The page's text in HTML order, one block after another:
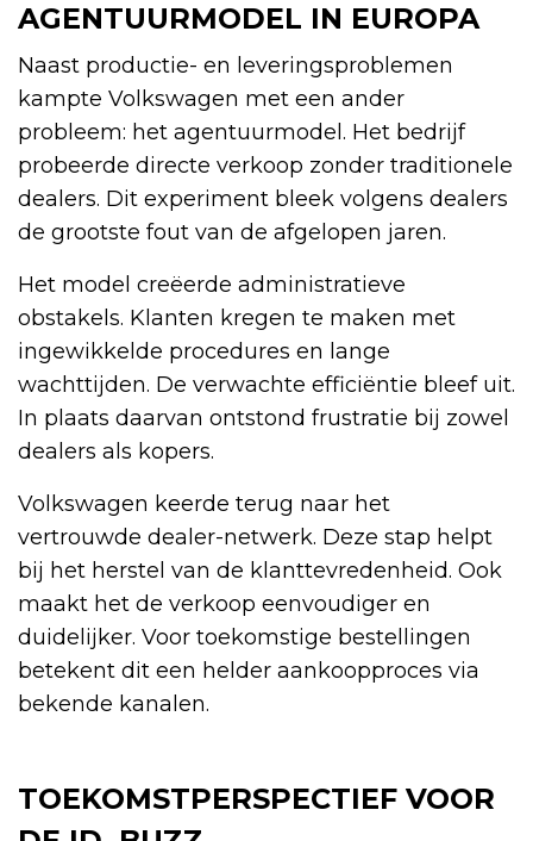
AGENTUURMODEL IN EUROPA
Naast productie- en leveringsproblemen
kampte Volkswagen met een ander
probleem: het agentuurmodel. Het bedrijf
probeerde directe verkoop zonder traditionele
dealers. Dit experiment bleek volgens dealers
de grootste fout van de afgelopen jaren.
Het model creëerde administratieve
obstakels. Klanten kregen te maken met
ingewikkelde procedures en lange
wachttijden. De verwachte efficiëntie bleef uit.
In plaats daarvan ontstond frustratie bij zowel
dealers als kopers.
Volkswagen keerde terug naar het
vertrouwde dealer-netwerk. Deze stap helpt
bij het herstel van de klanttevredenheid. Ook
maakt het de verkoop eenvoudiger en
duidelijker. Voor toekomstige bestellingen
betekent dit een helder aankoopproces via
bekende kanalen.
TOEKOMSTPERSPECTIEF VOOR